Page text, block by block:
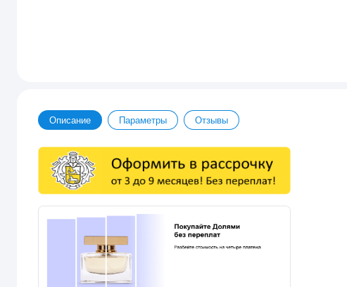
Описание Параметры Отзывы